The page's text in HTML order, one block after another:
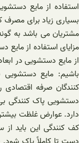
استفاده از مایع
بسیاری زیاد برای مصرف
مشتریان می باشد به
مزایای استفاده از
از مایع دستشویی در
باشیم: مایع دستشویی
کنندگان صرفه
دستشویی پاک کنندگی
دارد. عوارض غلظت
کف کنندگی این باید